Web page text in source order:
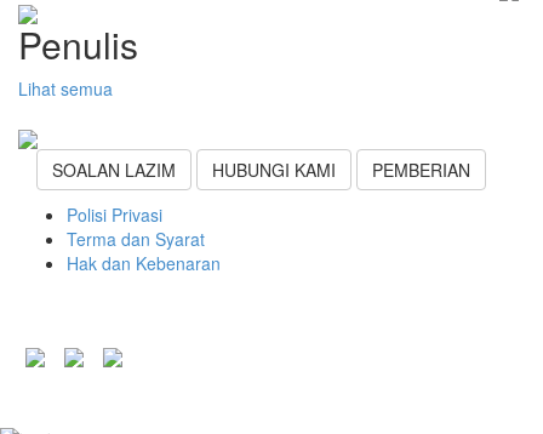
Penulis
Lihat semua
SOALAN LAZIM HUBUNGI KAMI
PEMBERIAN
Polisi Privasi
Terma dan Syarat
Hak dan Kebenaran